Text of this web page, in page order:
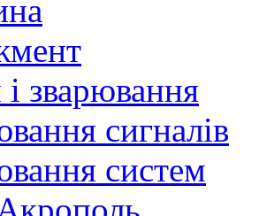
зварювання
сигналів
систем